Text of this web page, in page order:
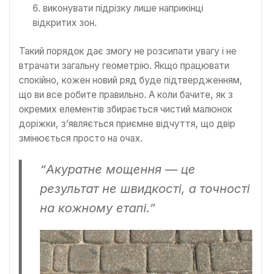
виконувати підрізку лише наприкінці
відкритих зон.
Такий порядок дає змогу не розсипати увагу і не
втрачати загальну геометрію. Якщо працювати
спокійно, кожен новий ряд буде підтвердженням,
що ви все робите правильно. А коли бачите, як з
окремих елементів збирається чистий малюнок
доріжки, з’являється приємне відчуття, що двір
змінюється просто на очах.
“Акуратне мощення — це
результат не швидкості, а точності
на кожному етапі.”